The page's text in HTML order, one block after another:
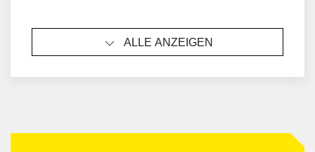
ALLE ANZEIGEN